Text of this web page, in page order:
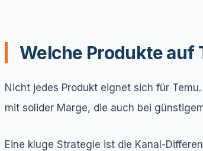
Welche Produkte auf
Nicht jedes Produkt eignet sich für
mit solider Marge, die auch bei
Eine kluge Strategie ist die Kanal-